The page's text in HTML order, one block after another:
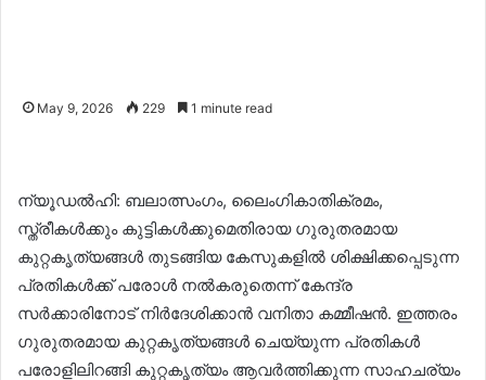
May 9, 2026 229 1 minute read
ന്യൂഡല്‍ഹി: ബലാത്സംഗം, ലൈംഗികാതിക്രമം,
സ്ത്രീകള്‍ക്കും കുട്ടികള്‍ക്കുമെതിരായ ഗുരുതരമായ
കുറ്റകൃത്യങ്ങള്‍ തുടങ്ങിയ കേസുകളില്‍ ശിക്ഷിക്കപ്പെടുന്ന
പ്രതികള്‍ക്ക് പരോള്‍ നല്‍കരുതെന്ന് കേന്ദ്ര
സര്‍ക്കാരിനോട് നിര്‍ദേശിക്കാന്‍ വനിതാ കമ്മീഷന്‍. ഇത്തരം
ഗുരുതരമായ കുറ്റകൃത്യങ്ങള്‍ ചെയ്യുന്ന പ്രതികള്‍
പരോളിലിറങ്ങി കുറ്റകൃത്യം ആവര്‍ത്തിക്കുന്ന സാഹചര്യം